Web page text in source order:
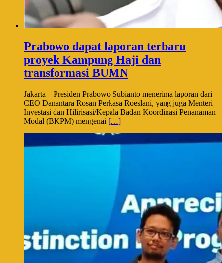
Prabowo dapat laporan terbaru
proyek Kampung Haji dan
transformasi BUMN
Jakarta – Presiden Prabowo Subianto menerima laporan dari
CEO Danantara Rosan Perkasa Roeslani, yang juga Menteri
Investasi dan Hilirisasi/Kepala Badan Koordinasi Penanaman
Modal (BKPM) mengenai […]